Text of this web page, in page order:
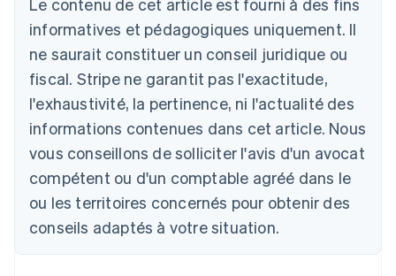
Le contenu de cet article est fourni à des fins
informatives et pédagogiques uniquement. Il
ne saurait constituer un conseil juridique ou
fiscal. Stripe ne garantit pas l'exactitude,
l'exhaustivité, la pertinence, ni l'actualité des
informations contenues dans cet article. Nous
vous conseillons de solliciter l'avis d'un avocat
compétent ou d'un comptable agréé dans le
ou les territoires concernés pour obtenir des
conseils adaptés à votre situation.
DeutschEnglish
Belgique
Brésil
PortuguêsEnglish
Bulgarie
English
Canada
EnglishFrançais
简体中文English
Chypre
English
Croatie
EnglishItaliano